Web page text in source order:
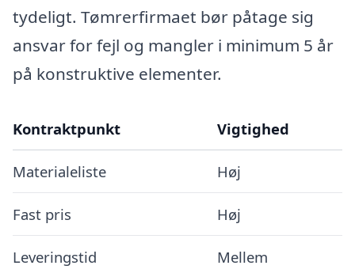
tydeligt. Tømrerfirmaet bør påtage sig
ansvar for fejl og mangler i minimum 5 år
på konstruktive elementer.
Kontraktpunkt Vigtighed
Materialeliste Høj
Fast pris Høj
Leveringstid Mellem